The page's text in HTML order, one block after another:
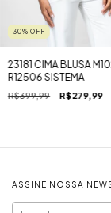
30% OFF
23181 CIMA BLUSA
R12506 SISTEMA
R$399,99 R$279,99
ASSINE NOSSA